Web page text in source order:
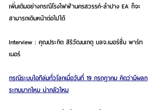
เพิ่มเติมอย่างกรณีโรงไฟฟ้านครสวรรค์-ลำปาง EA ก็จะ
สามารถเดินหน้าต่อไปได้
Interview : คุณประกิต สิริวัฒนเกตุ บลจ.เมอร์ชั่น พาร์ท
เนอร์
กรณีระบบไอทีล่มทั่วโลกเมื่อวันที่ 19 กรกฎาคม คิดว่ามีผลก
ระทบมากไหม น่ากลัวไหม